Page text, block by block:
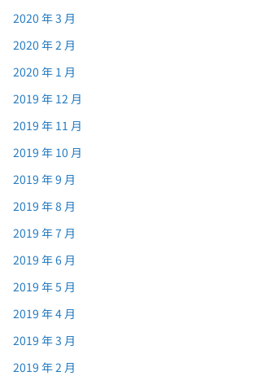
2020 年 3 月
2020 年 2 月
2020 年 1 月
2019 年 12 月
2019 年 11 月
2019 年 10 月
2019 年 9 月
2019 年 8 月
2019 年 7 月
2019 年 6 月
2019 年 5 月
2019 年 4 月
2019 年 3 月
2019 年 2 月